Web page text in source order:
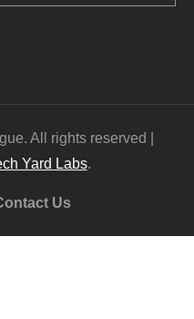
All rights reserved |
Yard Labs.
Us